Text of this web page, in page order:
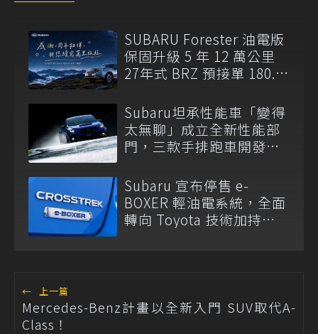
SUBARU Forester 油電版
保固升級 5 年 12 萬公里
27年式 BRZ 預接單 180.8
Subaru坦承性能車「變得
太無聊」成立全新性能部
門，三款手排跑車開發
Subaru 宣布停售 e-
BOXER 輕油電系統，全面
轉向 Toyota 技術加持
← 上一篇
Mercedes-Benz計畫以全新入門 SUV取代A-
Class！